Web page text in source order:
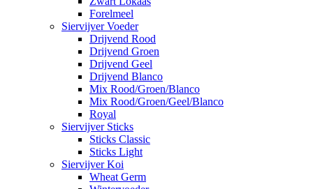
Forelmeel
Siervijver Voeder
Drijvend Rood
Drijvend Groen
Drijvend Geel
Drijvend Blanco
Mix Rood/Groen/Blanco
Mix Rood/Groen/Geel/Blanco
Royal
Siervijver Sticks
Sticks Classic
Sticks Light
Siervijver Koi
Wheat Germ